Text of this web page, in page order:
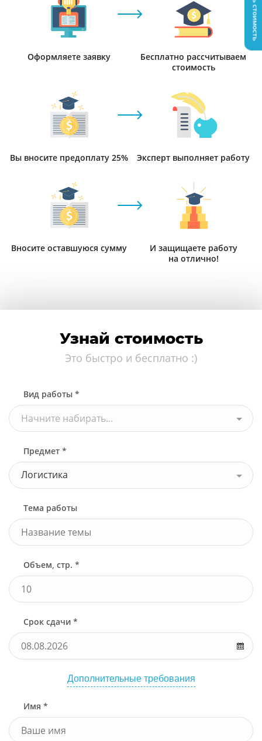
Оформляете заявку
Бесплатно рассчитываем
стоимость
Вы вносите предоплату 25% Эксперт выполняет работу
Вносите оставшуюся сумму
И защищаете работу
на отлично!
Узнай стоимость
Это быстро и бесплатно :)
Вид работы *
Начните набирать...
Предмет *
Логистика
Тема работы
Объем, стр. *
Срок сдачи *
Дополнительные требования
Имя *